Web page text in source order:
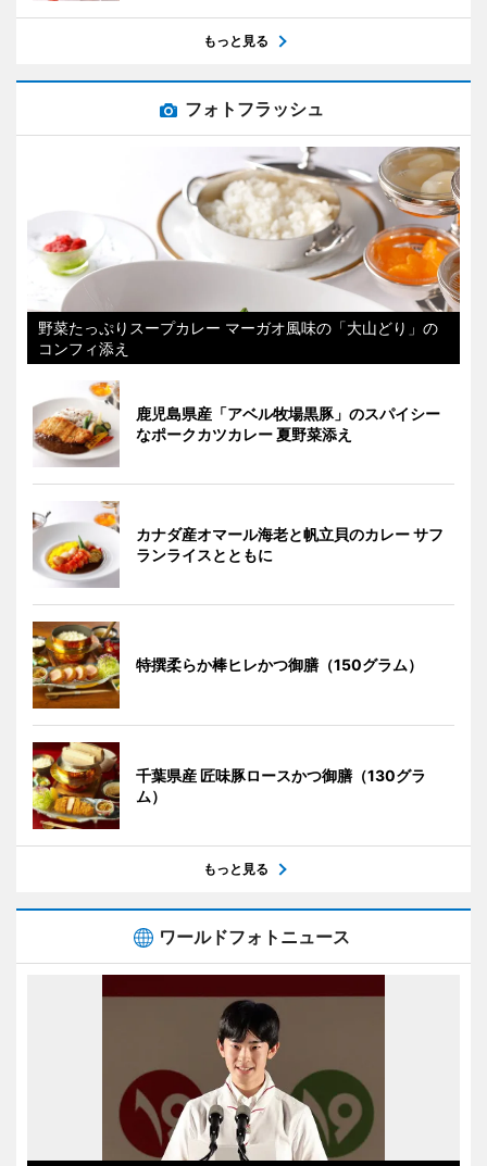
もっと見る
フォトフラッシュ
野菜たっぷりスープカレー マーガオ風味の「大山どり」の
コンフィ添え
鹿児島県産「アベル牧場黒豚」のスパイシー
なポークカツカレー 夏野菜添え
カナダ産オマール海老と帆立貝のカレー サフ
ランライスとともに
特撰柔らか棒ヒレかつ御膳（150グラム）
千葉県産 匠味豚ロースかつ御膳（130グラ
ム）
もっと見る
ワールドフォトニュース